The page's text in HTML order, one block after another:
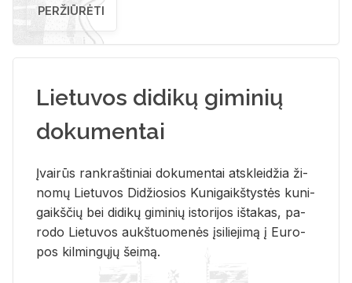
PERŽIŪRĖTI
Lietuvos didikų giminių
dokumentai
Įvai­rūs rank­raš­ti­niai do­ku­men­tai at­sklei­džia ži­
no­mų Lie­tu­vos Di­džio­sios Ku­ni­gaikš­tys­tės ku­ni­
gaikš­čių bei di­di­kų gi­mi­nių is­to­ri­jos iš­ta­kas, pa­
ro­do Lie­tu­vos aukš­tuo­me­nės įsi­lie­ji­mą į Eu­ro­
pos kil­min­gų­jų šei­mą.